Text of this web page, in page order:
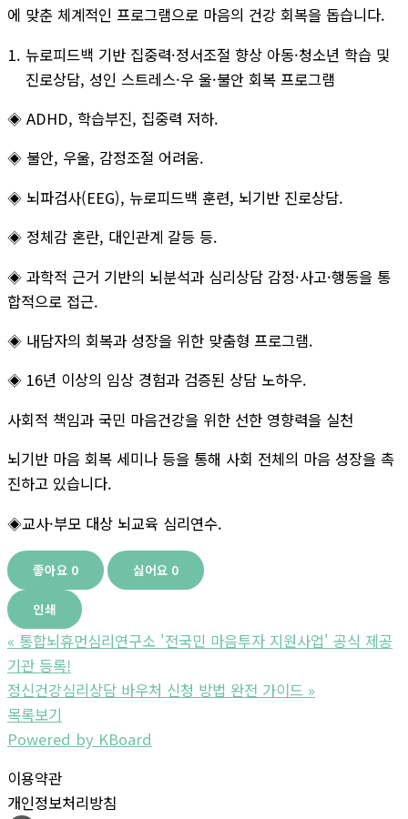
에 맞춘 체계적인 프로그램으로 마음의 건강 회복을 돕습니다.
뉴로피드백 기반 집중력·정서조절 향상 아동·청소년 학습 및
진로상담, 성인 스트레스·우 울·불안 회복 프로그램
◈ ADHD, 학습부진, 집중력 저하.
◈ 불안, 우울, 감정조절 어려움.
◈ 뇌파검사(EEG), 뉴로피드백 훈련, 뇌기반 진로상담.
◈ 정체감 혼란, 대인관계 갈등 등.
◈ 과학적 근거 기반의 뇌분석과 심리상담 감정·사고·행동을 통
합적으로 접근.
◈ 내담자의 회복과 성장을 위한 맞춤형 프로그램.
◈ 16년 이상의 임상 경험과 검증된 상담 노하우.
​사회적 책임과 국민 마음건강을 위한 선한 영향력을 실천
뇌기반 마음 회복 세미나 등을 통해 사회 전체의 마음 성장을 촉
진하고 있습니다.
◈교사·부모 대상 뇌교육 심리연수.
좋아요 0 싫어요 0
인쇄
« 통합뇌휴먼심리연구소 '전국민 마음투자 지원사업' 공식 제공
기관 등록!
정신건강심리상담 바우처 신청 방법 완전 가이드 »
목록보기
Powered by KBoard
이용약관
개인정보처리방침